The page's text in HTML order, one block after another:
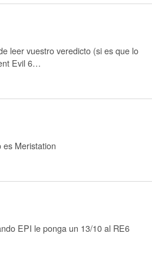
leer vuestro veredicto (si es que lo
Evil 6…
Meristation
EPI le ponga un 13/10 al RE6